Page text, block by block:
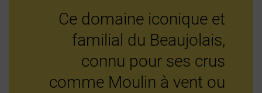
Ce domaine iconique et
familial du Beaujolais,
connu pour ses crus
comme Moulin à vent ou